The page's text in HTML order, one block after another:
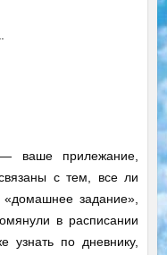
ваше прилежание,
с тем, все ли
задание»,
в расписании
по дневнику,